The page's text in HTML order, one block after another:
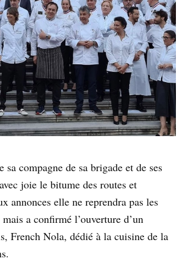
sa compagne de sa brigade et de ses
joie le bitume des routes et
annonces elle ne reprendra pas les
a confirmé l’ouverture d’un
French Nola, dédié à la cuisine de la